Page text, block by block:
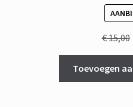
€15,00
Toevoegen